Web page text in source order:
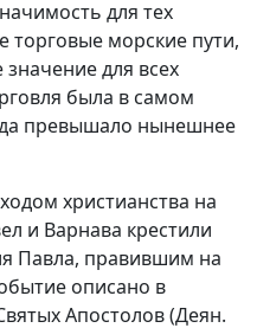
для тех
морские пути,
для всех
была в самом
превышало нынешнее
христианства на
и Варнава крестили
Павла, правившим на
описано в
Апостолов (Деян.